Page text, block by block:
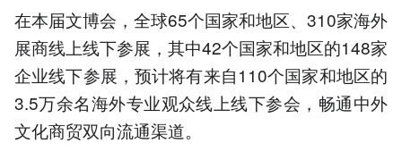
在本届文博会，全球65个国家和地区、310家海外
展商线上线下参展，其中42个国家和地区的148家
企业线下参展，预计将有来自110个国家和地区的
3.5万余名海外专业观众线上线下参会，畅通中外
文化商贸双向流通渠道。